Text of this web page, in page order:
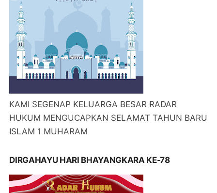
KAMI SEGENAP KELUARGA BESAR RADAR
HUKUM MENGUCAPKAN SELAMAT TAHUN BARU
ISLAM 1 MUHARAM
DIRGAHAYU HARI BHAYANGKARA KE-78